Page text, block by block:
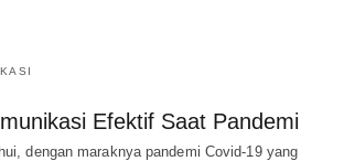
Efektif Saat Pandemi
dengan maraknya pandemi Covid-19 yang